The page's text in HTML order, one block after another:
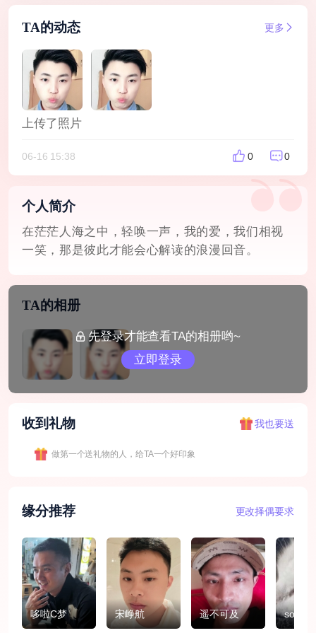
TA的动态 更多
上传了照片
06-16 15:38 0 0
个人简介
在茫茫人海之中，轻唤一声，我的爱，我们相视
一笑，那是彼此才能会心解读的浪漫回音。
TA的相册
先登录才能查看TA的相册哟~
立即登录
收到礼物 我也要送
做第一个送礼物的人，给TA一个好印象
缘分推荐 更改择偶要求
哆啦C梦 宋峥航 遥不可及